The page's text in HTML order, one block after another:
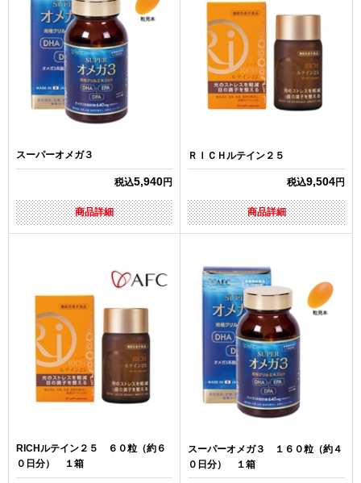
スーパーオメガ３
税込5,940円
商品詳細
ＲＩＣＨルテイン２５
税込9,504円
商品詳細
RICHルテイン２５ ６０粒（約６
０日分） １箱
スーパーオメガ３ １６０粒（約４
０日分） １箱